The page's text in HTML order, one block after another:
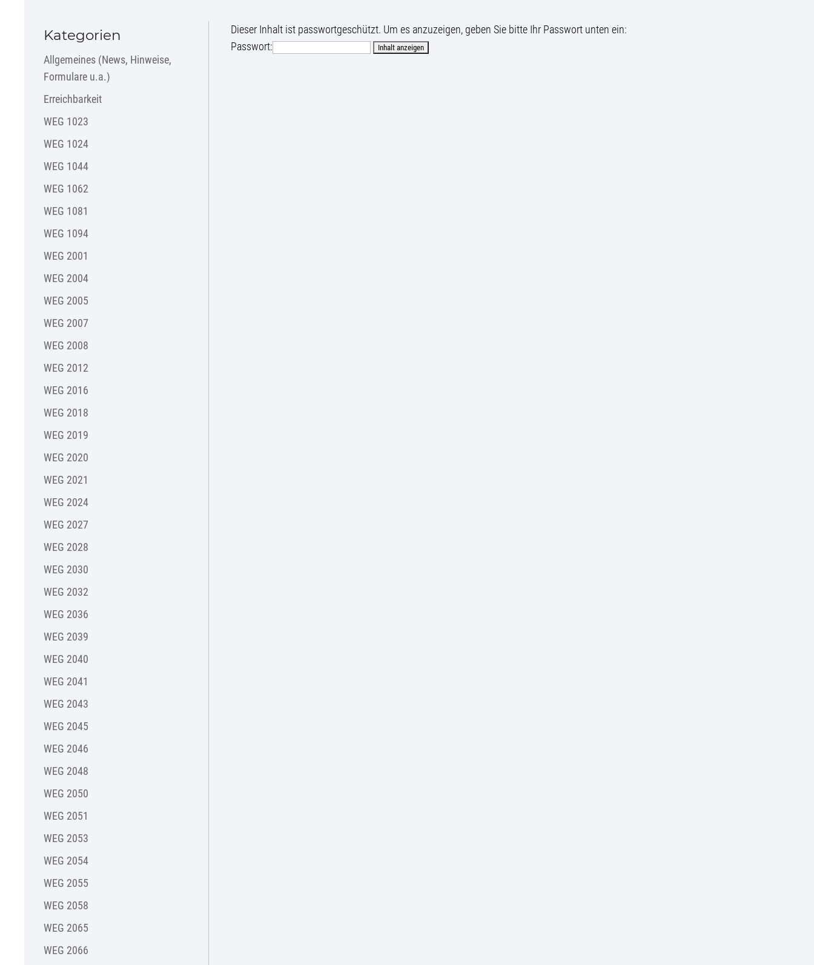
Kategorien
Allgemeines (News, Hinweise,
Formulare u.a.)
Erreichbarkeit
WEG 1023
WEG 1024
WEG 1044
WEG 1062
WEG 1081
WEG 1094
WEG 2001
WEG 2004
WEG 2005
WEG 2007
WEG 2008
WEG 2012
WEG 2016
WEG 2018
WEG 2019
WEG 2020
WEG 2021
WEG 2024
WEG 2027
WEG 2028
WEG 2030
WEG 2032
WEG 2036
WEG 2039
WEG 2040
WEG 2041
WEG 2043
WEG 2045
WEG 2046
WEG 2048
WEG 2050
WEG 2051
WEG 2053
WEG 2054
WEG 2055
WEG 2058
WEG 2065
WEG 2066
Dieser Inhalt ist passwortgeschützt. Um es anzuzeigen, geben Sie bitte Ihr Passwort unten ein:
Passwort: